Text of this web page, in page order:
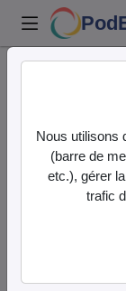
176
Audio
Direction de tri
Nous utilisons
(barre de
etc.), gérer
trafic